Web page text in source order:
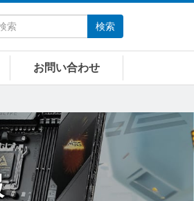
検索
お問い合わせ